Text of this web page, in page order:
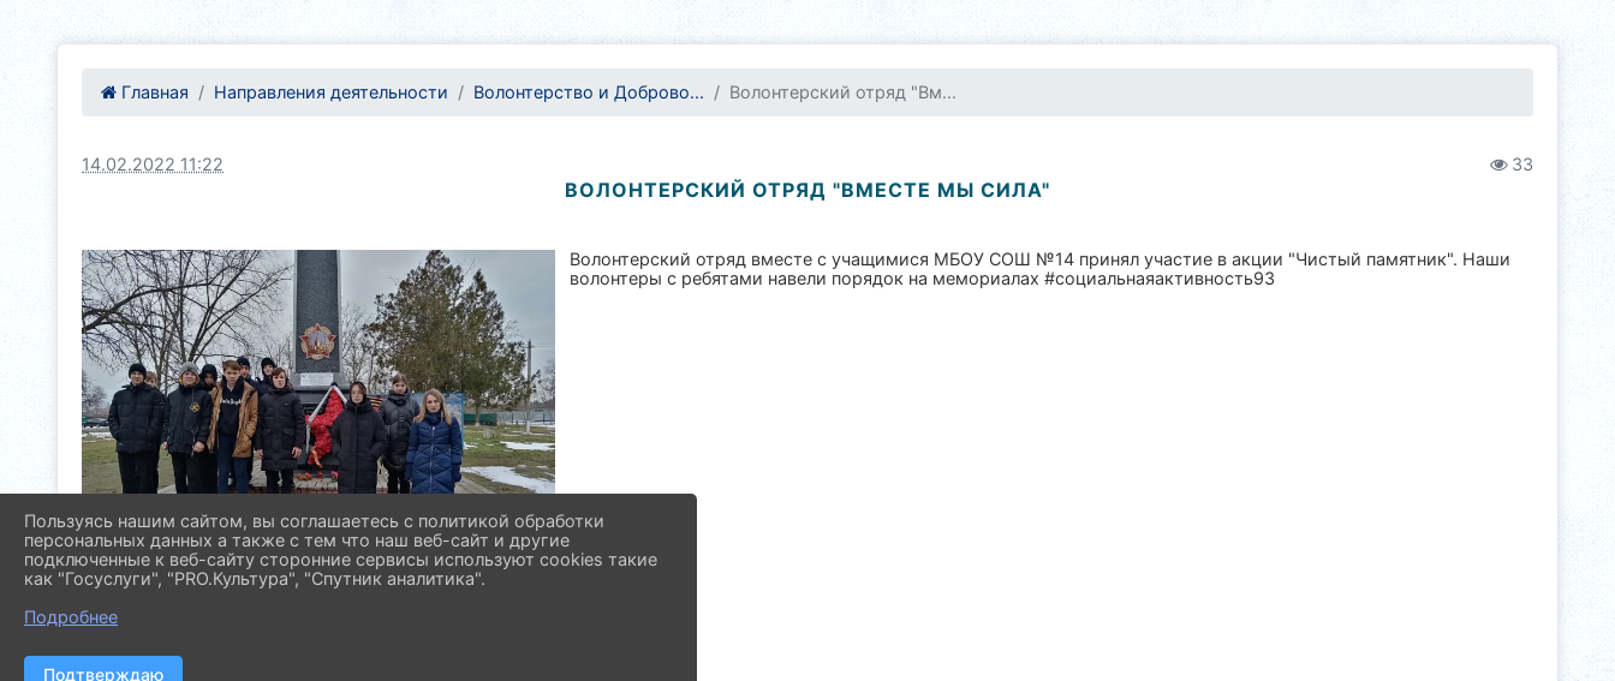
Главная Направления деятельности Волонтерство и Доброво... Волонтерский отряд "Вм...
14.02.2022 11:22 33
ВОЛОНТЕРСКИЙ ОТРЯД "ВМЕСТЕ МЫ СИЛА"
Волонтерский отряд вместе с учащимися МБОУ СОШ №14 принял участие в акции "Чистый памятник". Наши
волонтеры с ребятами навели порядок на мемориалах #социальнаяактивность93
Пользуясь нашим сайтом, вы соглашаетесь с политикой обработки
персональных данных а также с тем что наш веб-сайт и другие
подключенные к веб-сайту сторонние сервисы используют cookies такие
как "Госуслуги", "PRO.Культура", "Спутник аналитика".
Подробнее
Подтверждаю